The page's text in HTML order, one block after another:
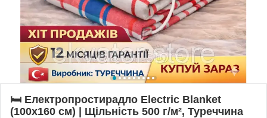
🛏️ Електропростирадло Electric Blanket
(100х160 см) | Щільність 500 г/м², Туреччина